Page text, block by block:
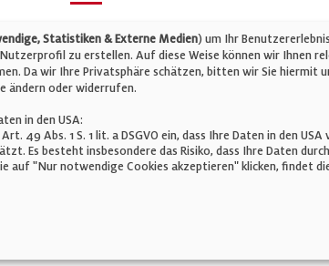
E-Mail:info@bauelemente-bau.eu
Statistiken & Externe Medien) um Ihr
zu erstellen. Auf diese Weise können wir Ihnen
Da wir Ihre Privatsphäre schätzen, bitten wir Sie hiermit
ändern oder widerrufen.
in den USA:
49 Abs. 1 S. 1 lit. a DSGVO ein, dass Ihre Daten in den
Es besteht insbesondere das Risiko, dass Ihre Daten
auf "Nur notwendige Cookies akzeptieren" klicken, findet